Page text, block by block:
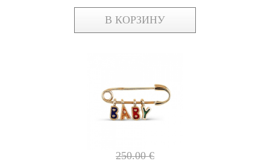
В КОРЗИНУ
250.00€